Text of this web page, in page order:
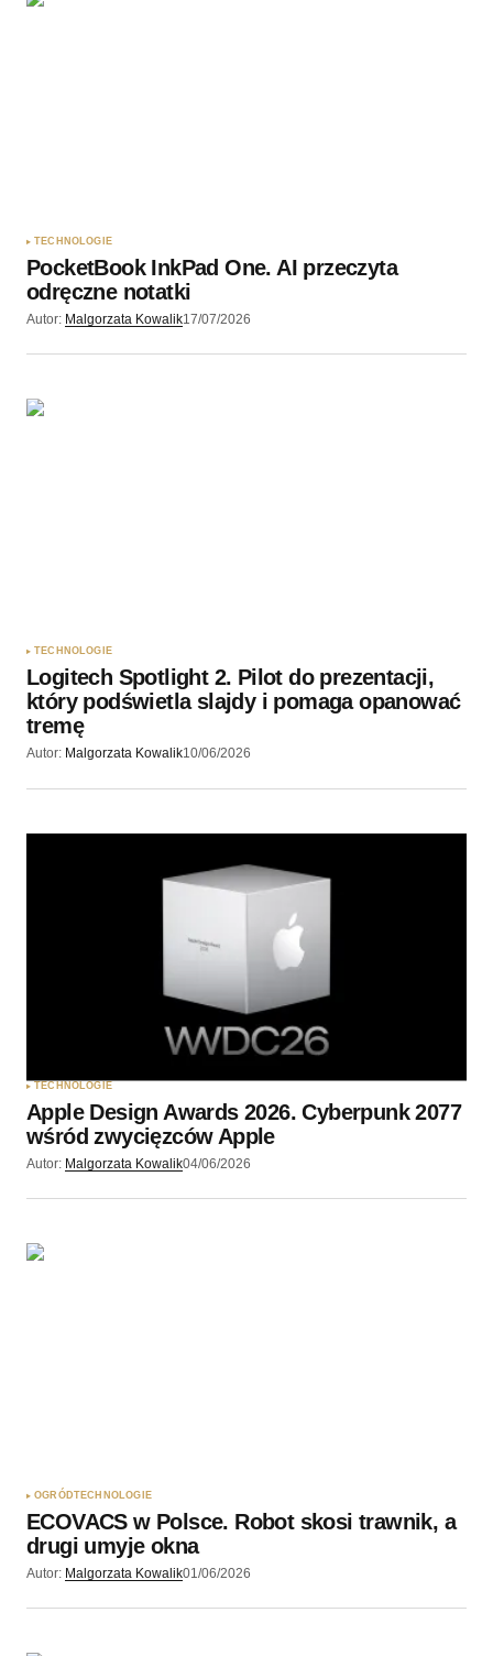
Wyślij komentarz
TECHNOLOGIE
PocketBook InkPad One. AI przeczyta
odręczne notatki
Autor: Malgorzata Kowalik17/07/2026
TECHNOLOGIE
Logitech Spotlight 2. Pilot do prezentacji,
który podświetla slajdy i pomaga opanować
tremę
Autor: Malgorzata Kowalik10/06/2026
TECHNOLOGIE
Apple Design Awards 2026. Cyberpunk 2077
wśród zwycięzców Apple
Autor: Malgorzata Kowalik04/06/2026
OGRÓDTECHNOLOGIE
ECOVACS w Polsce. Robot skosi trawnik, a
drugi umyje okna
Autor: Malgorzata Kowalik01/06/2026